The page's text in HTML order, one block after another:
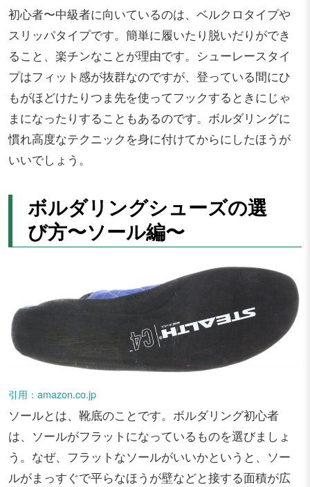
初心者〜中級者に向いているのは、ベルクロタイプや
スリッパタイプです。簡単に履いたり脱いだりができ
ること、楽チンなことが理由です。シューレースタイ
プはフィット感が抜群なのですが、登っている間にひ
もがほどけたりつま先を使ってフックするときにじゃ
まになったりすることもあるのです。ボルダリングに
慣れ高度なテクニックを身に付けてからにしたほうが
いいでしょう。
ボルダリングシューズの選
び方〜ソール編〜
引用：amazon.co.jp
ソールとは、靴底のことです。ボルダリング初心者
は、ソールがフラットになっているものを選びましょ
う。なぜ、フラットなソールがいいかというと、ソー
ルがまっすぐで平らなほうが壁などと接する面積が広